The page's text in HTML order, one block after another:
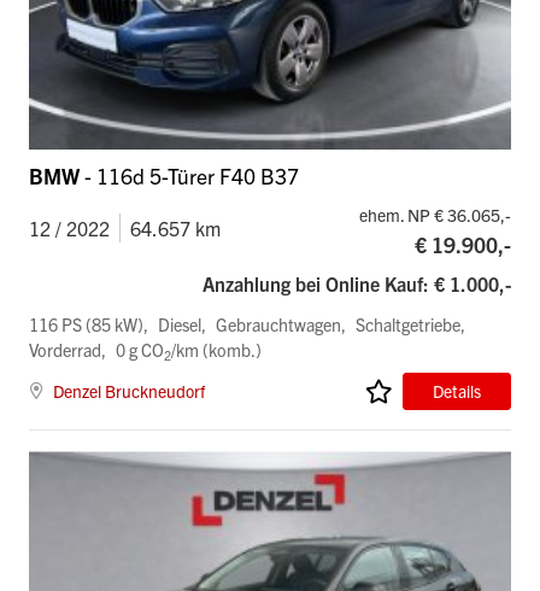
BMW- 116d 5-Türer F40 B37
12 / 2022 64.657 km
ehem. NP € 36.065,-
€ 19.900,-
Anzahlung bei Online Kauf: € 1.000,-
116 PS (85 kW) Diesel Gebrauchtwagen
Schaltgetriebe
Vorderrad
0 g CO2/km (komb.)
Denzel Bruckneudorf
Details